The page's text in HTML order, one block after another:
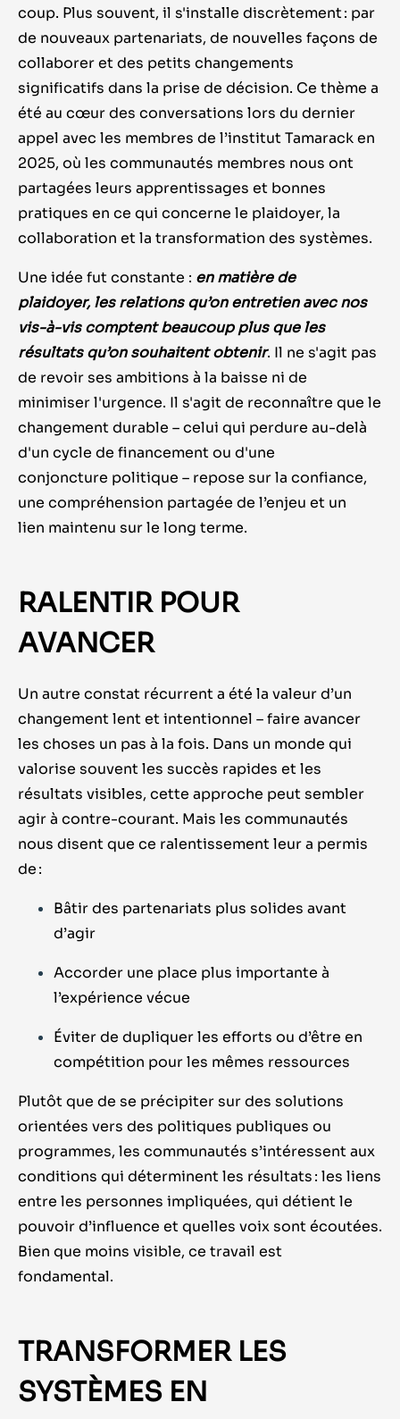
coup. Plus souvent, il s'installe discrètement : par
de nouveaux partenariats, de nouvelles façons de
collaborer et des petits changements
significatifs dans la prise de décision. Ce thème a
été au cœur des conversations lors du dernier
appel avec les membres de l’institut Tamarack en
2025, où les communautés membres nous ont
partagées leurs apprentissages et bonnes
pratiques en ce qui concerne le plaidoyer, la
collaboration et la transformation des systèmes.
Une idée fut constante : en matière de
plaidoyer, les relations qu’on entretien avec nos
vis-à-vis comptent beaucoup plus que les
résultats qu’on souhaitent obtenir. Il ne s'agit pas
de revoir ses ambitions à la baisse ni de
minimiser l'urgence. Il s'agit de reconnaître que le
changement durable – celui qui perdure au-delà
d'un cycle de financement ou d'une
conjoncture politique – repose sur la confiance,
une compréhension partagée de l’enjeu et un
lien maintenu sur le long terme.
RALENTIR POUR
AVANCER
Un autre constat récurrent a été la valeur d’un
changement lent et intentionnel – faire avancer
les choses un pas à la fois. Dans un monde qui
valorise souvent les succès rapides et les
résultats visibles, cette approche peut sembler
agir à contre-courant. Mais les communautés
nous disent que ce ralentissement leur a permis
de :
Bâtir des partenariats plus solides avant
d’agir
Accorder une place plus importante à
l’expérience vécue
Éviter de dupliquer les efforts ou d’être en
compétition pour les mêmes ressources
Plutôt que de se précipiter sur des solutions
orientées vers des politiques publiques ou
programmes, les communautés s’intéressent aux
conditions qui déterminent les résultats : les liens
entre les personnes impliquées, qui détient le
pouvoir d’influence et quelles voix sont écoutées.
Bien que moins visible, ce travail est
fondamental.
TRANSFORMER LES
SYSTÈMES EN